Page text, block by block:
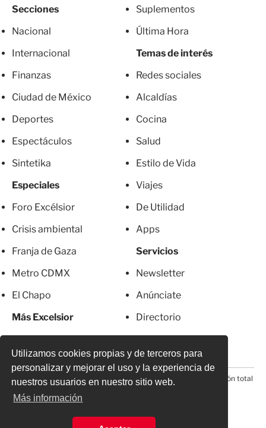
Utilizamos cookies propias y de terceros para
personalizar y mejorar el uso y la experiencia de
nuestros usuarios en nuestro sitio web.
Más información
Secciones
Nacional
Internacional
Finanzas
Ciudad de México
Deportes
Espectáculos
Sintetika
Especiales
Foro Excélsior
Crisis ambiental
Franja de Gaza
Metro CDMX
El Chapo
Más Excelsior
Mujeres
Suplementos
Última Hora
Temas de interés
Redes sociales
Alcaldías
Cocina
Salud
Estilo de Vida
Viajes
De Utilidad
Apps
Servicios
Newsletter
Anúnciate
Directorio
Suscripciones
© 2026 Todos los derechos reservados. Prohibida la reproducción total
o parcial, incluyendo cualquier medio electrónico*